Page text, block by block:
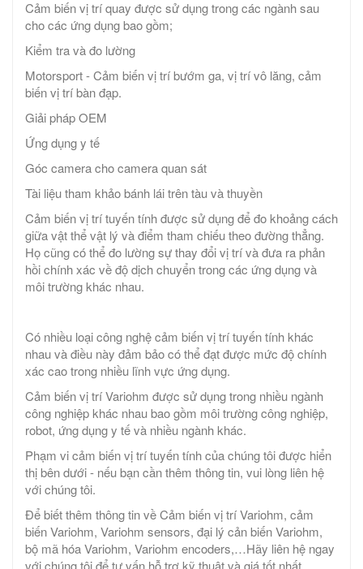
Cảm biến vị trí quay được sử dụng trong các ngành sau
cho các ứng dụng bao gồm;
Kiểm tra và đo lường
Motorsport - Cảm biến vị trí bướm ga, vị trí vô lăng, cảm
biến vị trí bàn đạp.
Giải pháp OEM
Ứng dụng y tế
Góc camera cho camera quan sát
Tài liệu tham khảo bánh lái trên tàu và thuyền
Cảm biến vị trí tuyến tính được sử dụng để đo khoảng cách
giữa vật thể vật lý và điểm tham chiếu theo đường thẳng.
Họ cũng có thể đo lường sự thay đổi vị trí và đưa ra phản
hồi chính xác về độ dịch chuyển trong các ứng dụng và
môi trường khác nhau.
Có nhiều loại công nghệ cảm biến vị trí tuyến tính khác
nhau và điều này đảm bảo có thể đạt được mức độ chính
xác cao trong nhiều lĩnh vực ứng dụng.
Cảm biến vị trí Variohm được sử dụng trong nhiều ngành
công nghiệp khác nhau bao gồm môi trường công nghiệp,
robot, ứng dụng y tế và nhiều ngành khác.
Phạm vi cảm biến vị trí tuyến tính của chúng tôi được hiển
thị bên dưới - nếu bạn cần thêm thông tin, vui lòng liên hệ
với chúng tôi.
Để biết thêm thông tin về Cảm biến vị trí Variohm, cảm
biến Variohm, Variohm sensors, đại lý cản biến Variohm,
bộ mã hóa Variohm, Variohm encoders,…Hãy liên hệ ngay
với chúng tôi để tư vấn hỗ trợ kỹ thuật và giá tốt nhất.